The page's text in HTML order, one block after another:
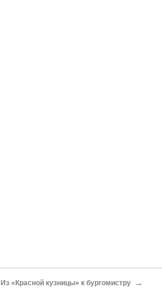
Из «Красной кузницы» к бургомистру →